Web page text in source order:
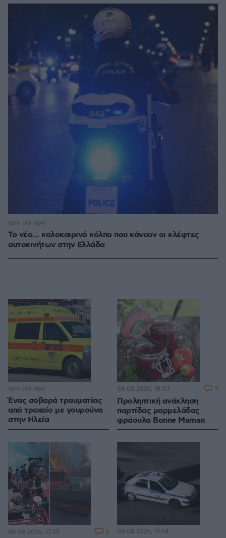
Το νέο... καλοκαιρινό κόλπο που κάνουν οι κλέφτες
αυτοκινήτων στην Ελλάδα
πριν μία ώρα
Ένας σοβαρά τραυματίας
από τροχαίο με γουρούνα
στην Ηλεία
πριν μία ώρα
Προληπτική ανάκληση
παρτίδας μαρμελάδας
φράουλα Bonne Maman
08.08.2026, 18:03 9
08.08.2026, 17:59 6 08.08.2026, 17:54